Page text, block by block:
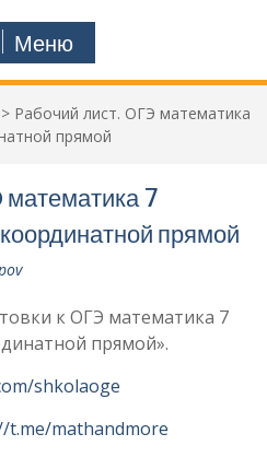
Меню
> Рабочий лист. ОГЭ математика
прямой
7
прямой
к ОГЭ математика 7
прямой».
shkolaoge
t.me/mathandmore